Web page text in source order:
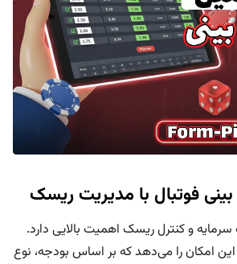
فوتبال با مدیریت ریسک
و کنترل ریسک اهمیت بالایی دارد.
امکان را می‌دهد که بر اساس بودجه، نوع